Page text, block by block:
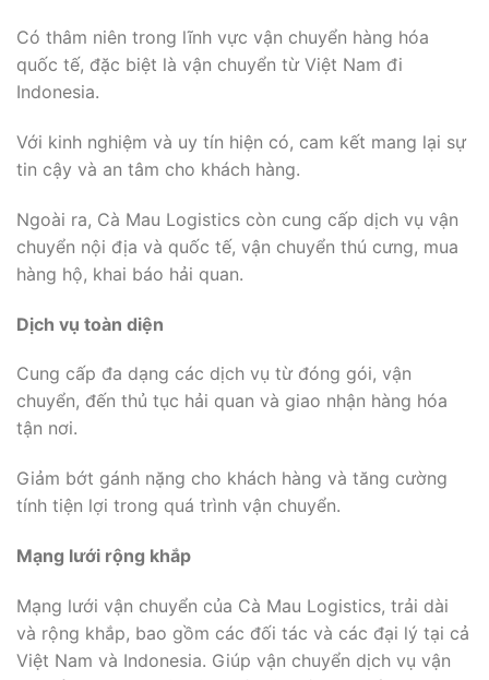
Có thâm niên trong lĩnh vực vận chuyển hàng hóa
quốc tế, đặc biệt là vận chuyển từ Việt Nam đi
Indonesia.
Với kinh nghiệm và uy tín hiện có, cam kết mang lại sự
tin cậy và an tâm cho khách hàng.
Ngoài ra, Cà Mau Logistics còn cung cấp dịch vụ vận
chuyển nội địa và quốc tế, vận chuyển thú cưng, mua
hàng hộ, khai báo hải quan.
Dịch vụ toàn diện
Cung cấp đa dạng các dịch vụ từ đóng gói, vận
chuyển, đến thủ tục hải quan và giao nhận hàng hóa
tận nơi.
Giảm bớt gánh nặng cho khách hàng và tăng cường
tính tiện lợi trong quá trình vận chuyển.
Mạng lưới rộng khắp
Mạng lưới vận chuyển của Cà Mau Logistics, trải dài
và rộng khắp, bao gồm các đối tác và các đại lý tại cả
Việt Nam và Indonesia. Giúp vận chuyển dịch vụ vận